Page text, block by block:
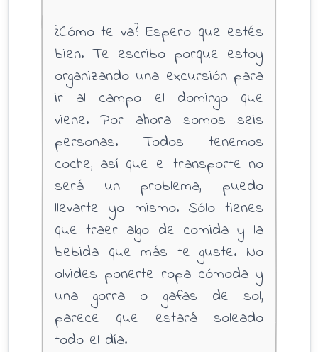
¿Cómo te va? Espero que estés
bien. Te escribo porque estoy
organizando una excursión para
ir al campo el domingo que
viene. Por ahora somos seis
personas. Todos tenemos
coche, así que el transporte no
será un problema, puedo
llevarte yo mismo. Sólo tienes
que traer algo de comida y la
bebida que más te guste. No
olvides ponerte ropa cómoda y
una gorra o gafas de sol,
parece que estará soleado
todo el día.